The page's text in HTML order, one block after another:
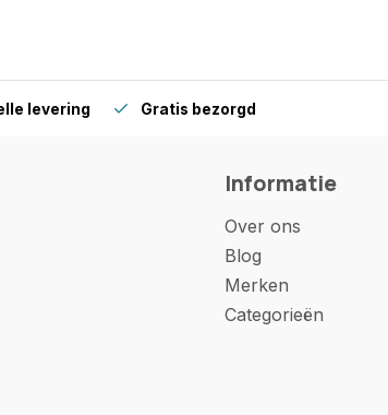
levering Gratis bezorgd
Informatie
Over ons
Blog
Merken
Categorieën